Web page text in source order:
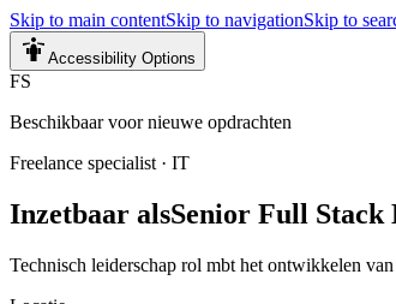
Skip to main contentSkip to navigationSkip to
Accessibility Options
FS
Beschikbaar voor nieuwe opdrachten
Freelance specialist · IT
Inzetbaar alsSenior Full Stack
Technisch leiderschap rol mbt het ontwikkelen